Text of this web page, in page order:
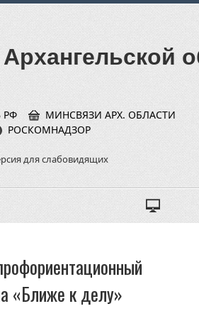
РФ
МИНСВЯЗИ АРХ. ОБЛАСТИ
РОСКОМНАДЗОР
для слабовидящих
«Ближе к делу»